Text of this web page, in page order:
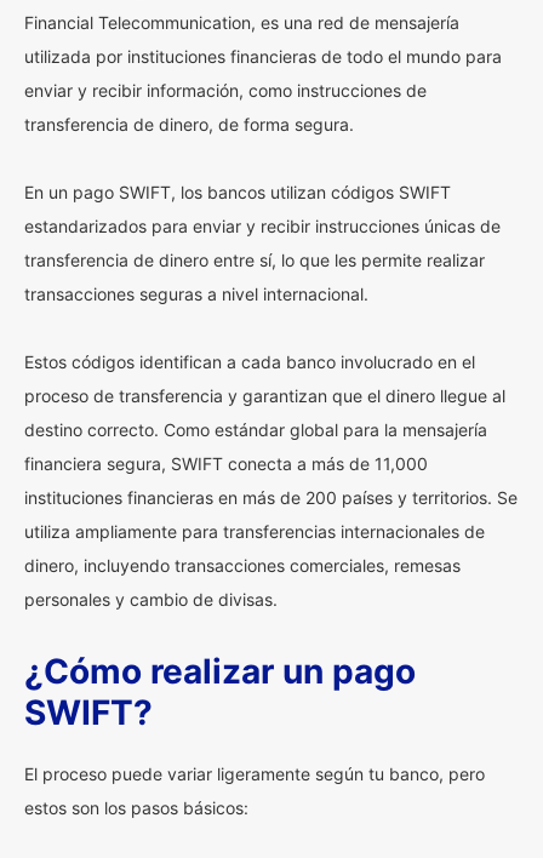
Financial Telecommunication, es una red de mensajería
utilizada por instituciones financieras de todo el mundo para
enviar y recibir información, como instrucciones de
transferencia de dinero, de forma segura.
En un pago SWIFT, los bancos utilizan códigos SWIFT
estandarizados para enviar y recibir instrucciones únicas de
transferencia de dinero entre sí, lo que les permite realizar
transacciones seguras a nivel internacional.
Estos códigos identifican a cada banco involucrado en el
proceso de transferencia y garantizan que el dinero llegue al
destino correcto. Como estándar global para la mensajería
financiera segura, SWIFT conecta a más de 11,000
instituciones financieras en más de 200 países y territorios. Se
utiliza ampliamente para transferencias internacionales de
dinero, incluyendo transacciones comerciales, remesas
personales y cambio de divisas.
¿Cómo realizar un pago
SWIFT?
El proceso puede variar ligeramente según tu banco, pero
estos son los pasos básicos: